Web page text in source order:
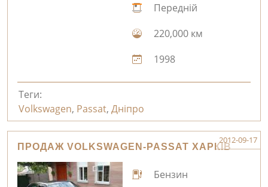
Передній
220,000 км
1998
Теги:
Volkswagen, Passat, Дніпро
ПРОДАЖ VOLKSWAGEN-PASSAT ХАРКІВ
2012-09-17
Бензин